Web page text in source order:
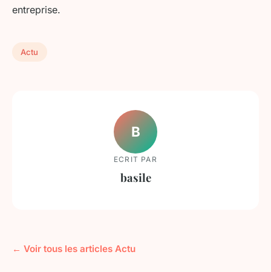
entreprise.
Actu
B
ECRIT PAR
basile
← Voir tous les articles Actu